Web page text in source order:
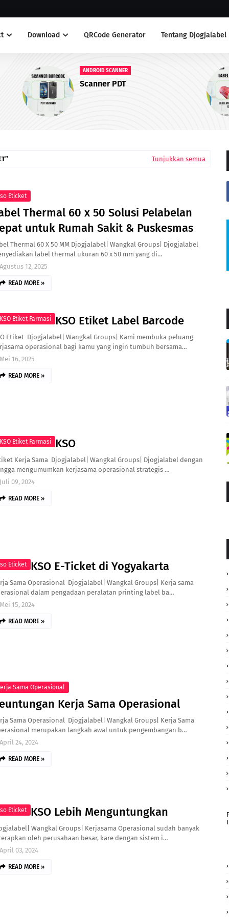
Download QRCode Generator Tentang Djogjalabel
LABEL ANTI AIR
Label Yupo Warna Merah
Tunjukkan semua
Eticket
Thermal 60 x 50 Solusi Pelabelan
untuk Rumah Sakit & Puskesmas
Thermal 60 X 50 MM Djogjalabel| Wangkal Groups| Djogjalabel
label thermal ukuran 60 x 50 mm yang di…
Agustus 12, 2025
READ MORE »
Etiket Farmasi KSO Etiket Label Barcode
Etiket Djogjalabel| Wangkal Groups| Kami membuka peluang
operasional bagi kamu yang ingin tumbuh bersama…
Mei 16, 2025
READ MORE »
Etiket Farmasi KSO
Kerja Sama Djogjalabel| Wangkal Groups| Djogjalabel dengan
mengumumkan kerjasama operasional strategis …
Juli 09, 2024
READ MORE »
Eticket KSO E-Ticket di Yogyakarta
Sama Operasional Djogjalabel| Wangkal Groups| Kerja sama
dalam pengadaan peralatan printing label ba…
Mei 15, 2024
READ MORE »
Sama Operasional
Kerja Sama Operasional
Sama Operasional Djogjalabel| Wangkal Groups| Kerja Sama
merupakan langkah awal untuk pengembangan b…
April 24, 2024
READ MORE »
Eticket KSO Lebih Menguntungkan
Wangkal Groups| Kerjasama Operasional sudah banyak
oleh perusahaan besar, kare dengan sistem i…
April 03, 2024
READ MORE »